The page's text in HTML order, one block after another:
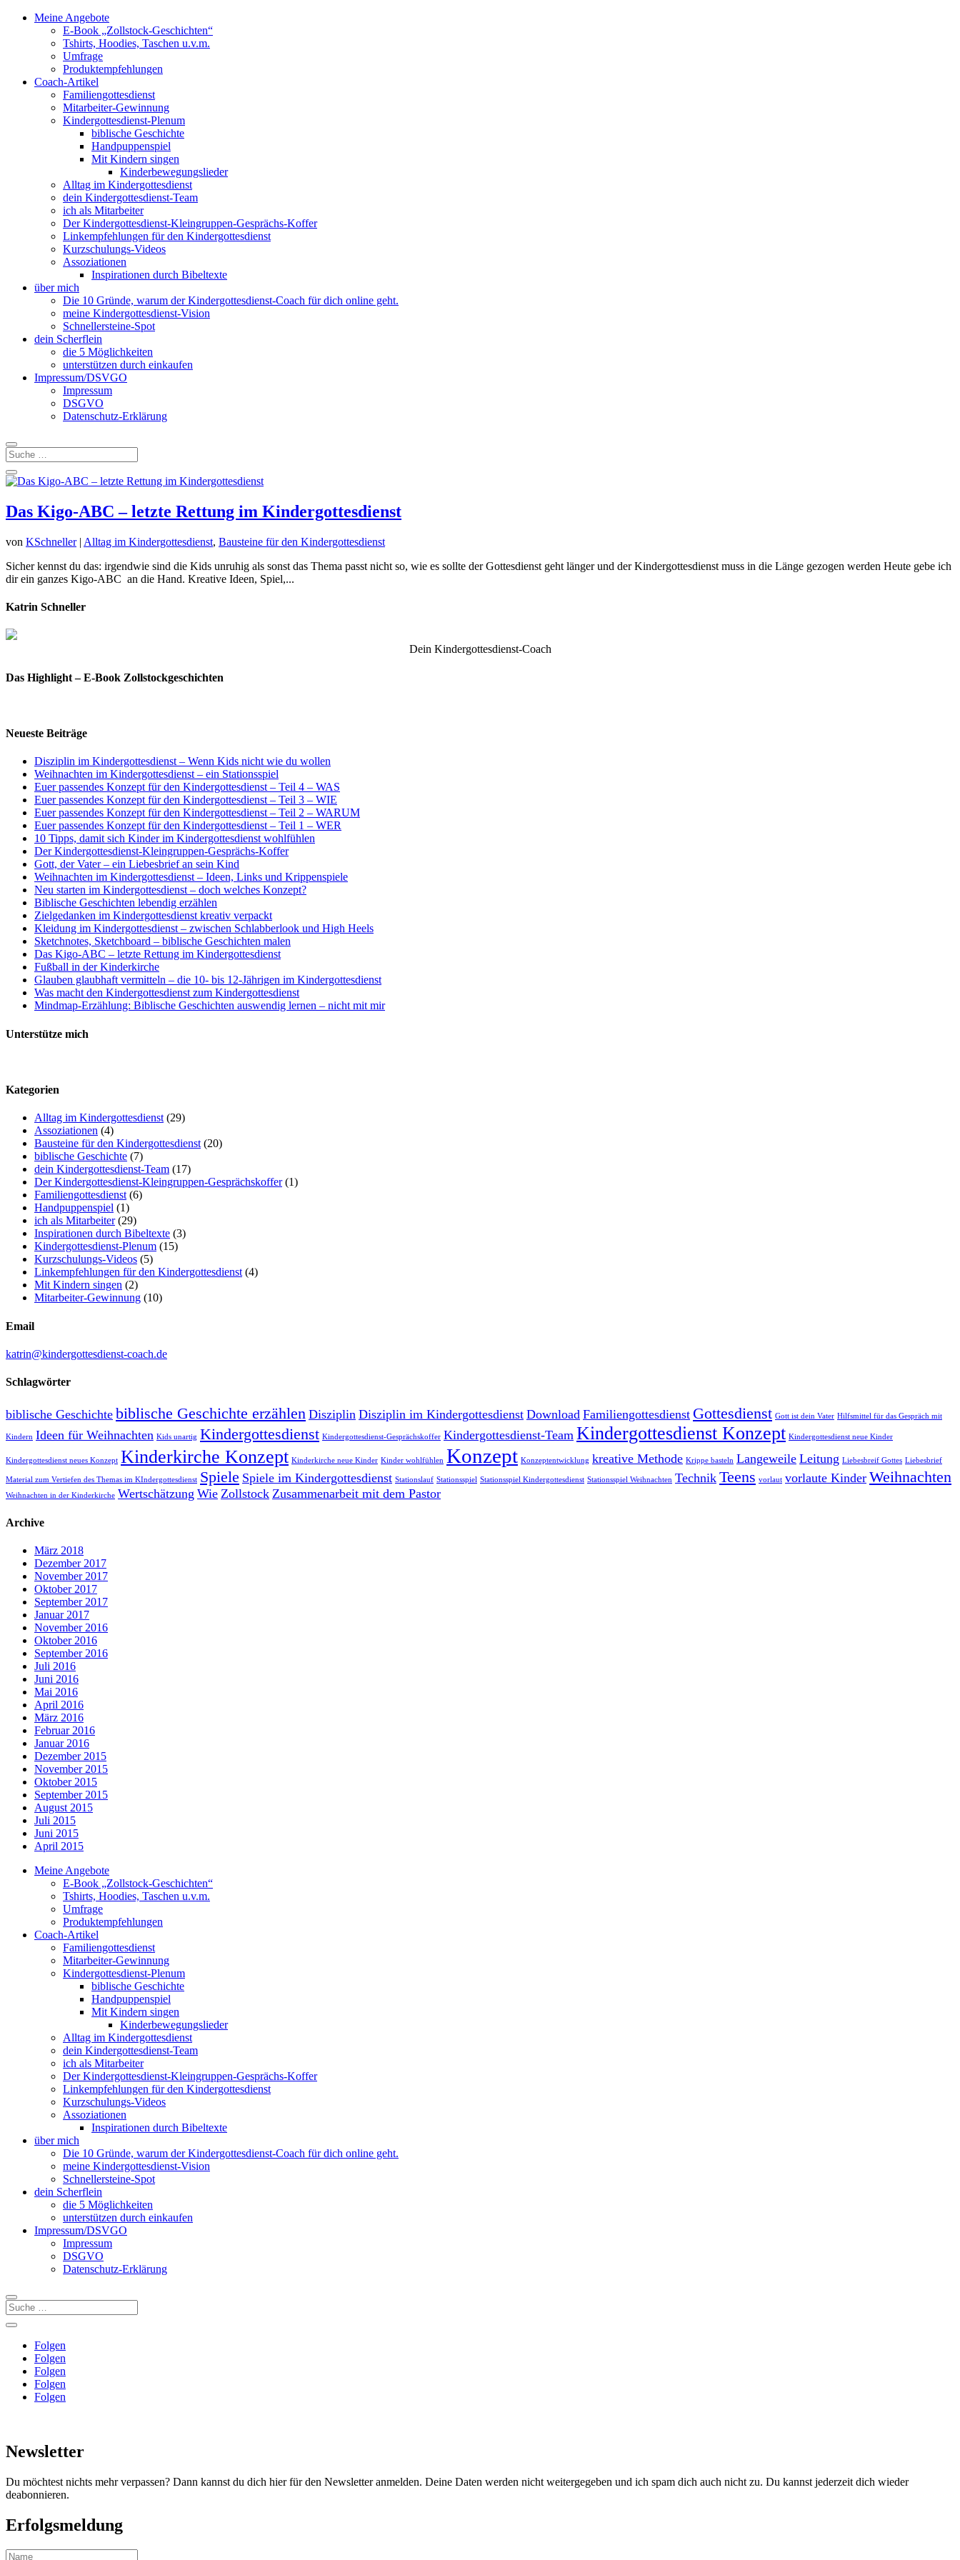
Meine Angebote
E-Book „Zollstock-Geschichten“
Tshirts, Hoodies, Taschen u.v.m.
Umfrage
Produktempfehlungen
Coach-Artikel
Familiengottesdienst
Mitarbeiter-Gewinnung
Kindergottesdienst-Plenum
biblische Geschichte
Handpuppenspiel
Mit Kindern singen
Kinderbewegungslieder
Alltag im Kindergottesdienst
dein Kindergottesdienst-Team
ich als Mitarbeiter
Der Kindergottesdienst-Kleingruppen-Gesprächs-Koffer
Linkempfehlungen für den Kindergottesdienst
Kurzschulungs-Videos
Assoziationen
Inspirationen durch Bibeltexte
über mich
Die 10 Gründe, warum der Kindergottesdienst-Coach für dich online geht.
meine Kindergottesdienst-Vision
Schnellersteine-Spot
dein Scherflein
die 5 Möglichkeiten
unterstützen durch einkaufen
Impressum/DSVGO
Impressum
DSGVO
Datenschutz-Erklärung
Das Kigo-ABC – letzte Rettung im Kindergottesdienst
von KSchneller| Alltag im Kindergottesdienst, Bausteine für den Kindergottesdienst
Sicher kennst du das: irgendwie sind die Kids unruhig als sonst das Thema passt nicht so, wie es sollte der Gottesdienst geht länger und der Kindergottesdienst muss in die Länge gezogen werden Heute gebe ich
dir ein ganzes Kigo-ABC an die Hand. Kreative Ideen, Spiel,...
Katrin Schneller
Dein Kindergottesdienst-Coach
Das Highlight – E-Book Zollstockgeschichten
Neueste Beiträge
Disziplin im Kindergottesdienst – Wenn Kids nicht wie du wollen
Weihnachten im Kindergottesdienst – ein Stationsspiel
Euer passendes Konzept für den Kindergottesdienst – Teil 4 – WAS
Euer passendes Konzept für den Kindergottesdienst – Teil 3 – WIE
Euer passendes Konzept für den Kindergottesdienst – Teil 2 – WARUM
Euer passendes Konzept für den Kindergottesdienst – Teil 1 – WER
10 Tipps, damit sich Kinder im Kindergottesdienst wohlfühlen
Der Kindergottesdienst-Kleingruppen-Gesprächs-Koffer
Gott, der Vater – ein Liebesbrief an sein Kind
Weihnachten im Kindergottesdienst – Ideen, Links und Krippenspiele
Neu starten im Kindergottesdienst – doch welches Konzept?
Biblische Geschichten lebendig erzählen
Zielgedanken im Kindergottesdienst kreativ verpackt
Kleidung im Kindergottesdienst – zwischen Schlabberlook und High Heels
Sketchnotes, Sketchboard – biblische Geschichten malen
Das Kigo-ABC – letzte Rettung im Kindergottesdienst
Fußball in der Kinderkirche
Glauben glaubhaft vermitteln – die 10- bis 12-Jährigen im Kindergottesdienst
Was macht den Kindergottesdienst zum Kindergottesdienst
Mindmap-Erzählung: Biblische Geschichten auswendig lernen – nicht mit mir
Unterstütze mich
Kategorien
Alltag im Kindergottesdienst(29)
Assoziationen (4)
Bausteine für den Kindergottesdienst(20)
biblische Geschichte (7)
dein Kindergottesdienst-Team (17)
Der Kindergottesdienst-Kleingruppen-Gesprächskoffer(1)
Familiengottesdienst(6)
Handpuppenspiel (1)
ich als Mitarbeiter(29)
Inspirationen durch Bibeltexte (3)
Kindergottesdienst-Plenum (15)
Kurzschulungs-Videos (5)
Linkempfehlungen für den Kindergottesdienst(4)
Mit Kindern singen (2)
Mitarbeiter-Gewinnung (10)
Email
katrin@kindergottesdienst-coach.de
Schlagwörter
biblische Geschichte biblische Geschichte erzählen Disziplin Disziplin im Kindergottesdienst Download Familiengottesdienst Gottesdienst Gott ist dein Vater Hilfsmittel für das Gespräch mit
Kindern Ideen für Weihnachten Kids unartig Kindergottesdienst Kindergottesdienst-Gesprächskoffer Kindergottesdienst-Team Kindergottesdienst Konzept Kindergottesdienst neue Kinder
Kindergottesdienst neues Konzept Kinderkirche Konzept Kinderkirche neue Kinder Kinder wohlfühlen Konzept Konzeptentwicklung kreative Methode Krippe basteln Langeweile Leitung Liebesbreif Gottes Liebesbrief
Material zum Vertiefen des Themas im KIndergottesdienst Spiele Spiele im Kindergottesdienst Stationslauf Stationsspiel Stationsspiel Kindergottesdienst Stationsspiel Weihnachten Technik Teens vorlaut vorlaute Kinder Weihnachten
Weihnachten in der Kinderkirche Wertschätzung Wie Zollstock Zusammenarbeit mit dem Pastor
Archive
März 2018
Dezember 2017
November 2017
Oktober 2017
September 2017
Januar 2017
November 2016
Oktober 2016
September 2016
Juli 2016
Juni 2016
Mai 2016
April 2016
März 2016
Februar 2016
Januar 2016
Dezember 2015
November 2015
Oktober 2015
September 2015
August 2015
Juli 2015
Juni 2015
April 2015
Meine Angebote
E-Book „Zollstock-Geschichten“
Tshirts, Hoodies, Taschen u.v.m.
Umfrage
Produktempfehlungen
Coach-Artikel
Familiengottesdienst
Mitarbeiter-Gewinnung
Kindergottesdienst-Plenum
biblische Geschichte
Handpuppenspiel
Mit Kindern singen
Kinderbewegungslieder
Alltag im Kindergottesdienst
dein Kindergottesdienst-Team
ich als Mitarbeiter
Der Kindergottesdienst-Kleingruppen-Gesprächs-Koffer
Linkempfehlungen für den Kindergottesdienst
Kurzschulungs-Videos
Assoziationen
Inspirationen durch Bibeltexte
über mich
Die 10 Gründe, warum der Kindergottesdienst-Coach für dich online geht.
meine Kindergottesdienst-Vision
Schnellersteine-Spot
dein Scherflein
die 5 Möglichkeiten
unterstützen durch einkaufen
Impressum/DSVGO
Impressum
DSGVO
Datenschutz-Erklärung
Folgen
Folgen
Folgen
Folgen
Folgen
Newsletter
Du möchtest nichts mehr verpassen? Dann kannst du dich hier für den Newsletter anmelden. Deine Daten werden nicht weitergegeben und ich spam dich auch nicht zu. Du kannst jederzeit dich wieder
deabonnieren.
Erfolgsmeldung